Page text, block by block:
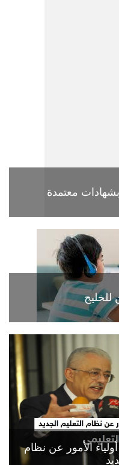
معتمدة
للخليج
الأمور عن نظام